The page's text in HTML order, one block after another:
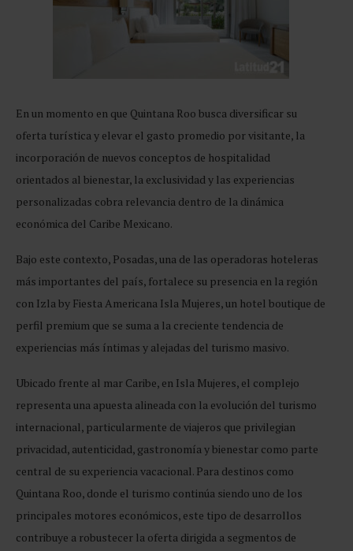
En un momento en que Quintana Roo busca diversificar su
oferta turística y elevar el gasto promedio por visitante, la
incorporación de nuevos conceptos de hospitalidad
orientados al bienestar, la exclusividad y las experiencias
personalizadas cobra relevancia dentro de la dinámica
económica del Caribe Mexicano.
Bajo este contexto, Posadas, una de las operadoras hoteleras
más importantes del país, fortalece su presencia en la región
con Izla by Fiesta Americana Isla Mujeres, un hotel boutique de
perfil premium que se suma a la creciente tendencia de
experiencias más íntimas y alejadas del turismo masivo.
Ubicado frente al mar Caribe, en Isla Mujeres, el complejo
representa una apuesta alineada con la evolución del turismo
internacional, particularmente de viajeros que privilegian
privacidad, autenticidad, gastronomía y bienestar como parte
central de su experiencia vacacional. Para destinos como
Quintana Roo, donde el turismo continúa siendo uno de los
principales motores económicos, este tipo de desarrollos
contribuye a robustecer la oferta dirigida a segmentos de